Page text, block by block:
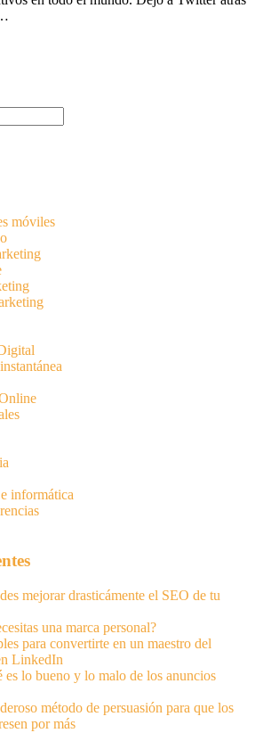
móviles
informática
mejorar drasticámente el SEO de tu
una marca personal?
para convertirte en un maestro del
LinkedIn
es lo bueno y lo malo de los anuncios
método de persuasión para que los
por más